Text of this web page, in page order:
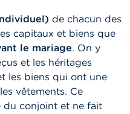
de chacun des
capitaux et biens que
le mariage. On y
et les héritages
les biens qui ont une
vêtements. Ce
du conjoint et ne fait